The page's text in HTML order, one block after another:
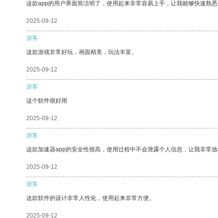
这款app的用户界面简洁明了，使用起来非常容易上手，让我能够快速熟悉
2025-09-12
游客
这款游戏非常好玩，画面精美，玩法丰富。
2025-09-12
游客
这个软件很好用
2025-09-12
游客
这款加速器app的安全性很高，使用过程中不会泄露个人信息，让我非常放
2025-09-12
游客
这款软件的设计非常人性化，使用起来非常方便。
2025-09-12